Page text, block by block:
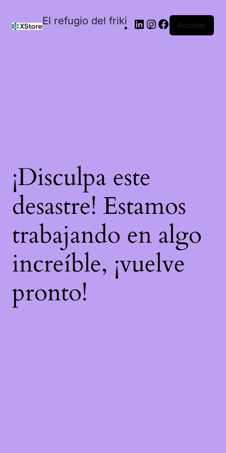
El refugio del friki Acceder
¡Disculpa este
desastre! Estamos
trabajando en algo
increíble, ¡vuelve
pronto!